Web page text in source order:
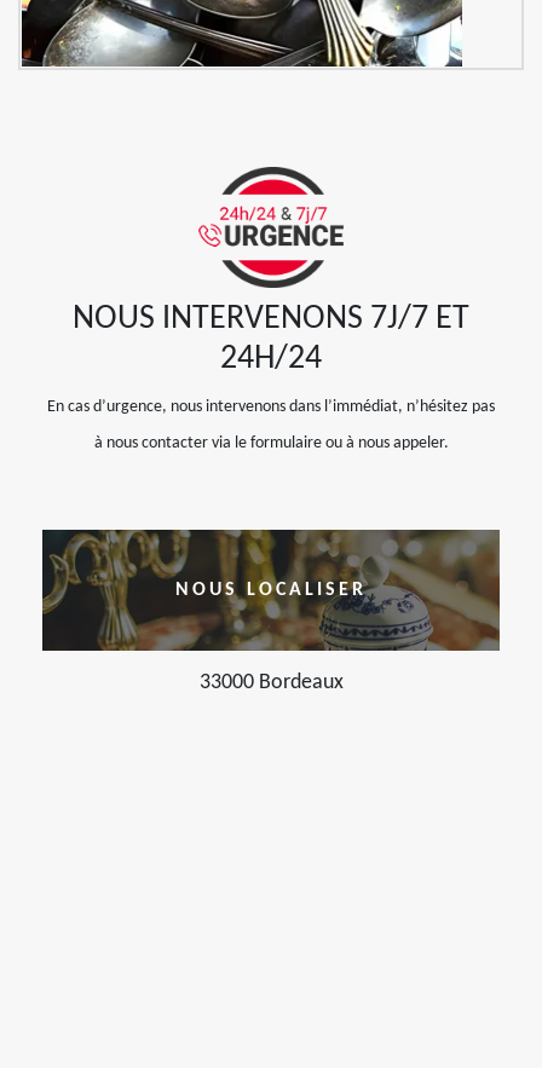
NOUS INTERVENONS 7J/7 ET
24H/24
En cas d’urgence, nous intervenons dans l’immédiat, n’hésitez pas
à nous contacter via le formulaire ou à nous appeler.
NOUS LOCALISER
33000 Bordeaux